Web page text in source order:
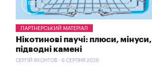
622
ПАРТНЕРСЬКИЙ МАТЕРІАЛ
Нікотинові паучі: плюси, мінуси,
підводні камені
СЕРГІЙ ЯХОНТОВ - 6 СЕРПНЯ 2026